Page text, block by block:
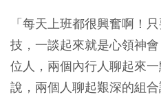
「每天上班都很興奮啊！
技，一談起來就是心領神
位人，兩個內行人聊起來
說，兩個人聊起艱深的組